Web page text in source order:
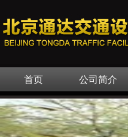
首页 公司简介